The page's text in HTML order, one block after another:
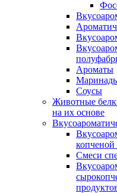
Ароматы
Соусы
Животные
на их основе
копченой
Смеси